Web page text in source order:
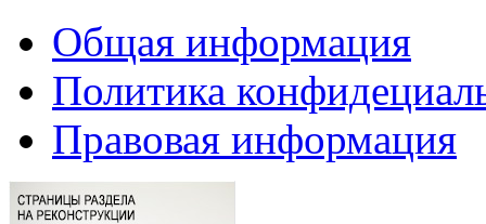
Общая информация
Политика
Правовая информация